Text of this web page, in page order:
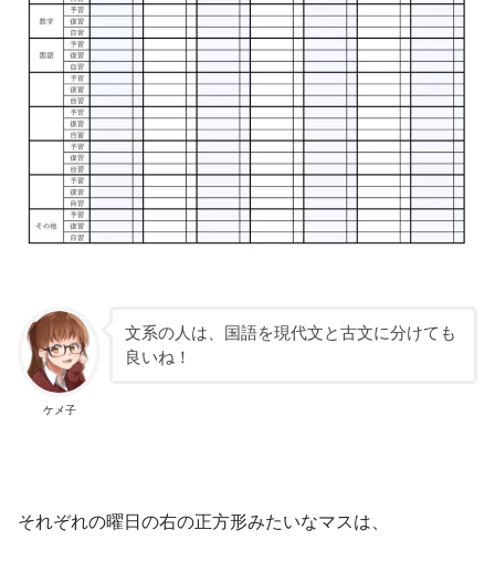
ケメ子
文系の人は、国語を現代文と古文に分けても
良いね！
それぞれの曜日の右の正方形みたいなマスは、